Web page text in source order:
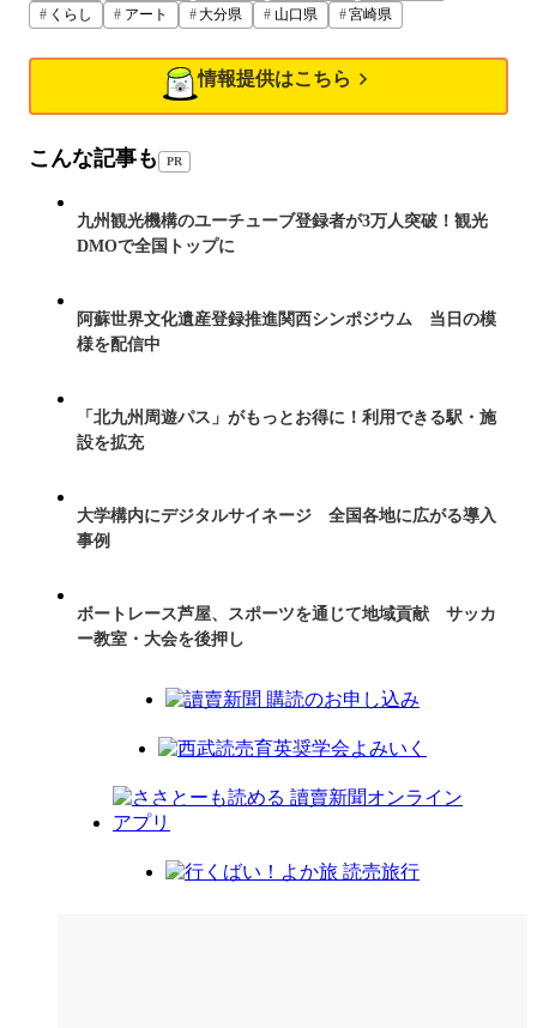
くらし
アート 大分県 山口県 宮崎県
情報提供はこちら
こんな記事も PR
九州観光機構のユーチューブ登録者が3万人突破！観光
DMOで全国トップに
阿蘇世界文化遺産登録推進関西シンポジウム 当日の模
様を配信中
「北九州周遊パス」がもっとお得に！利用できる駅・施
設を拡充
大学構内にデジタルサイネージ 全国各地に広がる導入
事例
ボートレース芦屋、スポーツを通じて地域貢献 サッカ
ー教室・大会を後押し